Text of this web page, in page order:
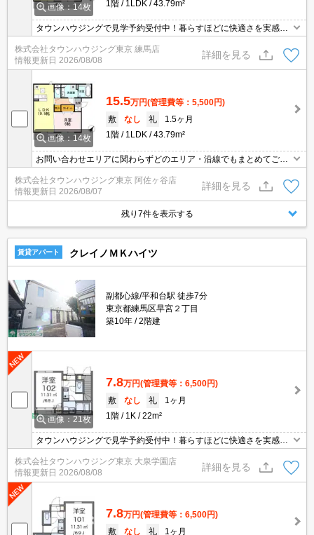
画像：14枚
1階
1LDK 43.79m²
タウンハウジングで見学予約受付中！暮らすほどに快適さを実感で
きる設備仕様！駅前商業施設の多さ！日常の買い物に便利！
株式会社タウンハウジング東京 練馬店
情報更新日 2026/08/08
詳細を見る
画像：14枚
15.5万円(管理費等：5,500円)
敷
なし 礼
1.5ヶ月
1階
1LDK 43.79m²
お問い合わせエリアに関わらずどのエリア・沿線でもまとめてご紹
介可能です！！迷われている場合はますご相談くださいませ。
株式会社タウンハウジング東京 阿佐ヶ谷店
情報更新日 2026/08/07
詳細を見る
残り7件を表示する
賃貸アパート クレイノＭＫハイツ
副都心線/平和台駅 徒歩7分
東京都練馬区早宮２丁目
築10年
2階建
画像：21枚
7.8万円(管理費等：6,500円)
敷
なし 礼
1ヶ月
1階
1K 22m²
タウンハウジングで見学予約受付中！暮らすほどに快適さを実感で
きる設備仕様！駅前商業施設の多さ！日常の買い物に便利！
株式会社タウンハウジング東京 大泉学園店
情報更新日 2026/08/08
詳細を見る
7.8万円(管理費等：6,500円)
敷
なし 礼
1ヶ月